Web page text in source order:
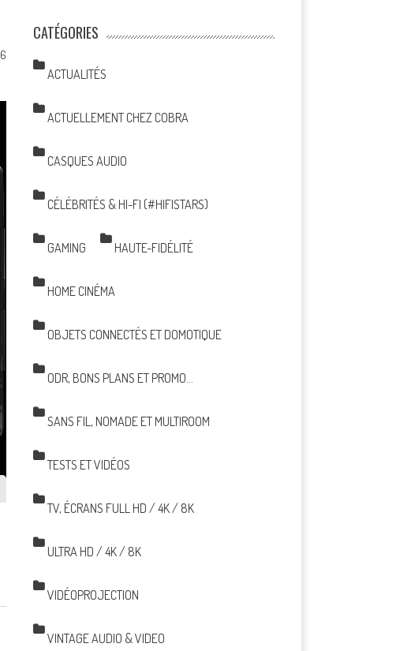
6
CATÉGORIES
ACTUALITÉS
ACTUELLEMENT CHEZ COBRA
CASQUES AUDIO
CÉLÉBRITÉS & HI-FI (#HIFISTARS)
GAMING HAUTE-FIDÉLITÉ
HOME CINÉMA
OBJETS CONNECTÉS ET DOMOTIQUE
ODR, BONS PLANS ET PROMO…
SANS FIL, NOMADE ET MULTIROOM
TESTS ET VIDÉOS
TV, ÉCRANS FULL HD / 4K / 8K
ULTRA HD / 4K / 8K
VIDÉOPROJECTION
VINTAGE AUDIO & VIDEO